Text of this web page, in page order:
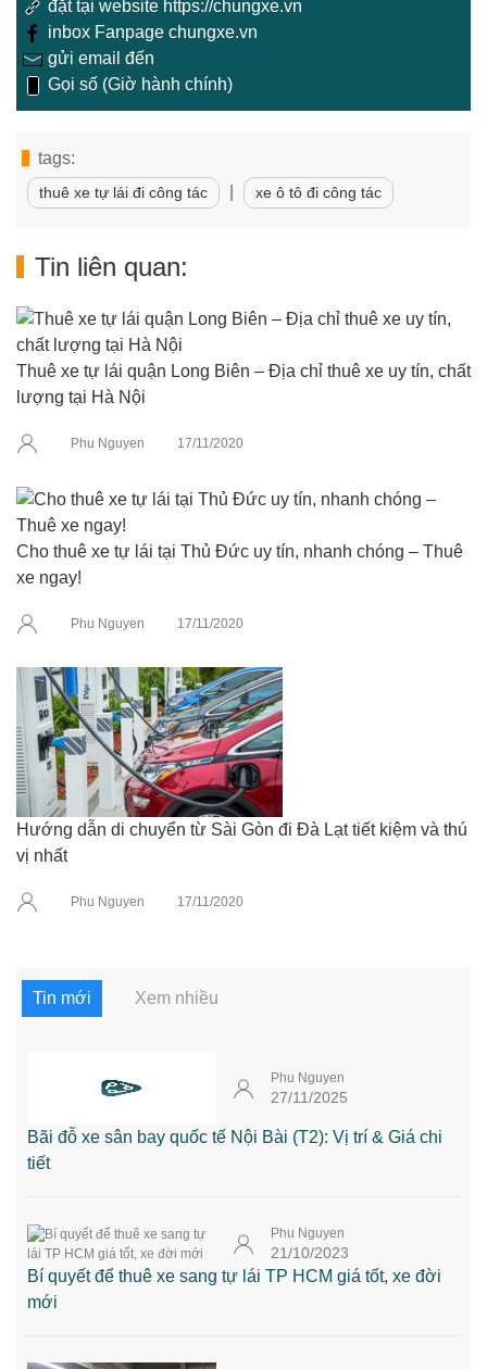
đặt tại website https://chungxe.vn
inbox Fanpage chungxe.vn
gửi email đến
Gọi số (Giờ hành chính)
tags:
thuê xe tự lái đi công tác xe ô tô đi công tác
Tin liên quan:
Thuê xe tự lái quận Long Biên – Địa chỉ thuê xe uy tín, chất
lượng tại Hà Nội
Phu Nguyen 17/11/2020
Cho thuê xe tự lái tại Thủ Đức uy tín, nhanh chóng – Thuê
xe ngay!
Phu Nguyen 17/11/2020
Hướng dẫn di chuyển từ Sài Gòn đi Đà Lạt tiết kiệm và thú
vị nhất
Phu Nguyen 17/11/2020
Tin mới Xem nhiều
Phu Nguyen
27/11/2025
Bãi đỗ xe sân bay quốc tế Nội Bài (T2): Vị trí & Giá chi
tiết
Phu Nguyen
21/10/2023
Bí quyết để thuê xe sang tự lái TP HCM giá tốt, xe đời
mới